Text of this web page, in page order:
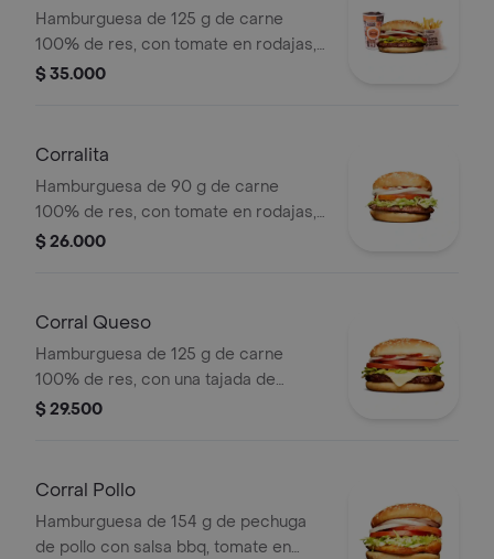
Hamburguesa de 125 g de carne
100% de res, con tomate en rodajas,
cebolla en rodajas, lechuga y salsas
$ 35.000
Corralita
Hamburguesa de 90 g de carne
100% de res, con tomate en rodajas,
cebolla en rodajas, lechuga, salsa
$ 26.000
Corral Queso
Hamburguesa de 125 g de carne
100% de res, con una tajada de
queso tipo mozzarella, tomate en
mostaza
$ 29.500
Corral Pollo
Hamburguesa de 154 g de pechuga
de pollo con salsa bbq, tomate en